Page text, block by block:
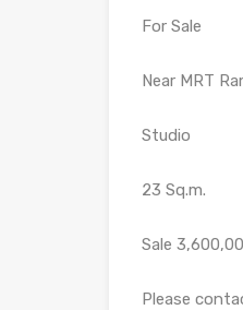
For Sale
Near MRT
Studio
23 Sq.m.
Sale
Please